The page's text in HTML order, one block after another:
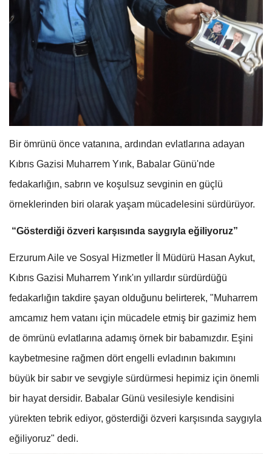
Bir ömrünü önce vatanına, ardından evlatlarına adayan
Kıbrıs Gazisi Muharrem Yırık, Babalar Günü'nde
fedakarlığın, sabrın ve koşulsuz sevginin en güçlü
örneklerinden biri olarak yaşam mücadelesini sürdürüyor.
“Gösterdiği özveri karşısında saygıyla eğiliyoruz”
Erzurum Aile ve Sosyal Hizmetler İl Müdürü Hasan Aykut,
Kıbrıs Gazisi Muharrem Yırık'ın yıllardır sürdürdüğü
fedakarlığın takdire şayan olduğunu belirterek, "Muharrem
amcamız hem vatanı için mücadele etmiş bir gazimiz hem
de ömrünü evlatlarına adamış örnek bir babamızdır. Eşini
kaybetmesine rağmen dört engelli evladının bakımını
büyük bir sabır ve sevgiyle sürdürmesi hepimiz için önemli
bir hayat dersidir. Babalar Günü vesilesiyle kendisini
yürekten tebrik ediyor, gösterdiği özveri karşısında saygıyla
eğiliyoruz" dedi.